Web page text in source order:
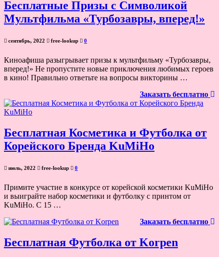
Бесплатные Призы с Символикой
Мультфильма «Турбозавры, вперед!»
сентябрь, 2022 free-lookup 0
Киноафиша разыгрывает призы к мультфильму «Турбозавры,
вперед!» Не пропустите новые приключения любимых героев
в кино! Правильно ответьте на вопросы викторины …
Заказать бесплатно
Бесплатная Косметика и Футболка от
Корейского Бренда KuMiHo
июль, 2022 free-lookup 0
Примите участие в конкурсе от корейской косметики KuMiHo
и выиграйте набор косметики и футболку с принтом от
KuMiHo. С 15 …
Заказать бесплатно
Бесплатная Футболка от Korpen